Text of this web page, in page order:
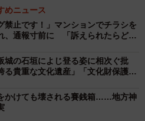
れば「建造物侵入罪」になる
状態」にあるかで適用される
る定期的な見回りがあるな
めニュース
禁止です！」マンションでチラシを
、通報寸前に 「訴えられたらどう
の石垣によじ登る姿に相次ぐ批
貴重な文化遺産」「文化財保護の
かけても壊される賽銭箱……地方神